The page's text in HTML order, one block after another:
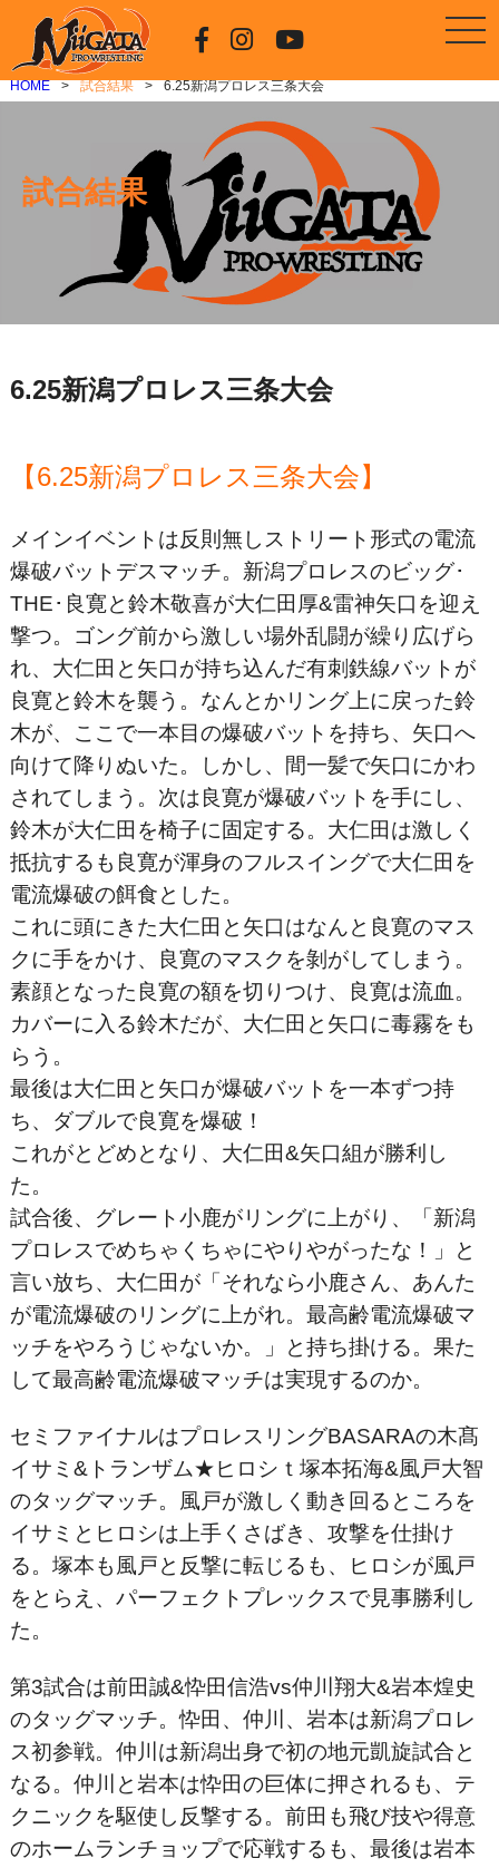
HOME 試合結果 6.25新潟プロレス三条大会
試合結果
6.25新潟プロレス三条大会
【6.25新潟プロレス三条大会】
メインイベントは反則無しストリート形式の電流
爆破バットデスマッチ。新潟プロレスのビッグ･
THE･良寛と鈴木敬喜が大仁田厚&雷神矢口を迎え
撃つ。ゴング前から激しい場外乱闘が繰り広げら
れ、大仁田と矢口が持ち込んだ有刺鉄線バットが
良寛と鈴木を襲う。なんとかリング上に戻った鈴
木が、ここで一本目の爆破バットを持ち、矢口へ
向けて降りぬいた。しかし、間一髪で矢口にかわ
されてしまう。次は良寛が爆破バットを手にし、
鈴木が大仁田を椅子に固定する。大仁田は激しく
抵抗するも良寛が渾身のフルスイングで大仁田を
電流爆破の餌食とした。
これに頭にきた大仁田と矢口はなんと良寛のマス
クに手をかけ、良寛のマスクを剝がしてしまう。
素顔となった良寛の額を切りつけ、良寛は流血。
カバーに入る鈴木だが、大仁田と矢口に毒霧をも
らう。
最後は大仁田と矢口が爆破バットを一本ずつ持
ち、ダブルで良寛を爆破！
これがとどめとなり、大仁田&矢口組が勝利し
た。
試合後、グレート小鹿がリングに上がり、「新潟
プロレスでめちゃくちゃにやりやがったな！」と
言い放ち、大仁田が「それなら小鹿さん、あんた
が電流爆破のリングに上がれ。最高齢電流爆破マ
ッチをやろうじゃないか。」と持ち掛ける。果た
して最高齢電流爆破マッチは実現するのか。
セミファイナルはプロレスリングBASARAの木髙
イサミ&トランザム★ヒロシｔ塚本拓海&風戸大智
のタッグマッチ。風戸が激しく動き回るところを
イサミとヒロシは上手くさばき、攻撃を仕掛け
る。塚本も風戸と反撃に転じるも、ヒロシが風戸
をとらえ、パーフェクトプレックスで見事勝利し
た。
第3試合は前田誠&忰田信浩vs仲川翔大&岩本煌史
のタッグマッチ。忰田、仲川、岩本は新潟プロレ
ス初参戦。仲川は新潟出身で初の地元凱旋試合と
なる。仲川と岩本は忰田の巨体に押されるも、テ
クニックを駆使し反撃する。前田も飛び技や得意
のホームランチョップで応戦するも、最後は岩本